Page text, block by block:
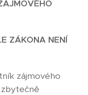
ZÁKONA NENÍ
zájmového
zbytečně